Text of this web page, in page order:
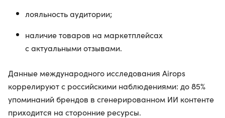
лояльность аудитории;
наличие товаров на маркетплейсах
с актуальными отзывами.
Данные международного исследования Airops
коррелируют с российскими наблюдениями: до 85%
упоминаний брендов в сгенерированном ИИ контенте
приходится на сторонние ресурсы.